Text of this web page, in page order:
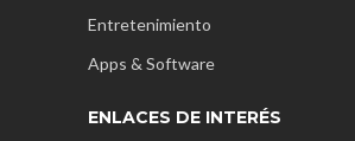
Entretenimiento
Apps & Software
ENLACES DE INTERÉS